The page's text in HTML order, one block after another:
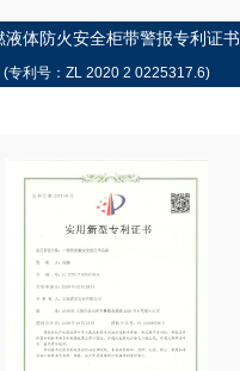
液体防火安全柜带警报专利证书
(专利号：ZL 2020 2 0225317.6)